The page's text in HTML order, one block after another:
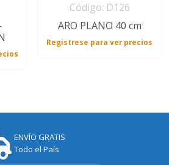
Código: D126
ARO PLANO 40 cm
Registrese para ver precios
ENVÍO GRATIS
Todo el País